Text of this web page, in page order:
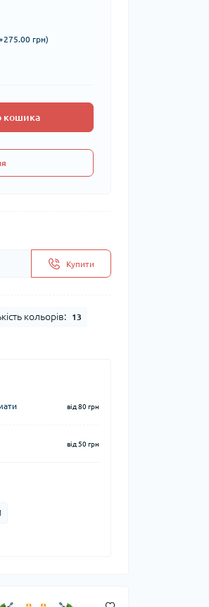
грн)
кошика
Купити
кольорів: 13
від 80 грн
від 50 грн